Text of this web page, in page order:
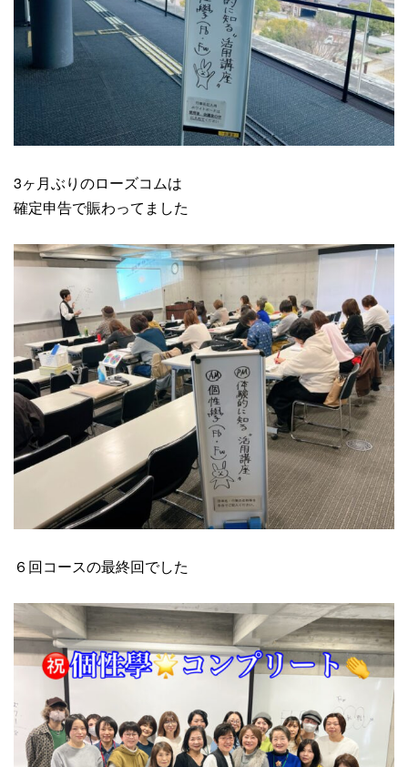
3ヶ月ぶりのローズコムは
確定申告で賑わってました
６回コースの最終回でした